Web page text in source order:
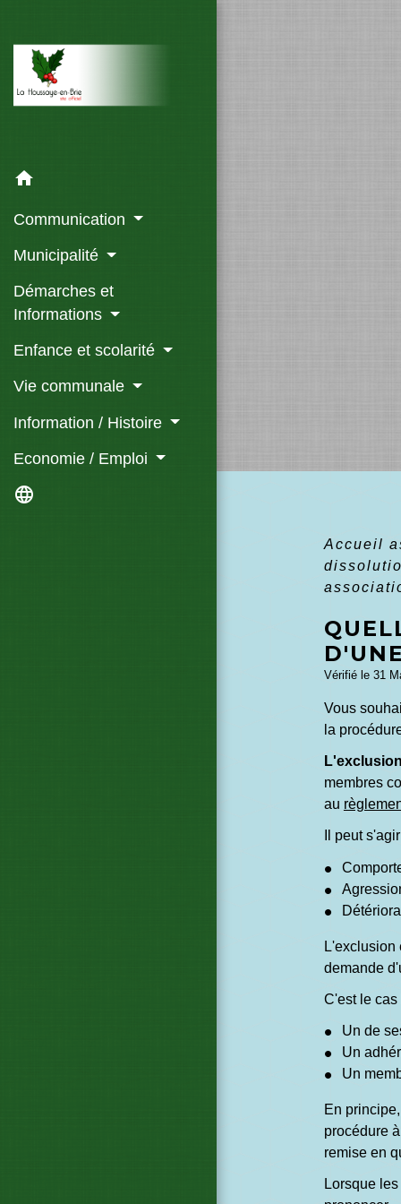
home
Communication
Municipalité
Démarches et
Informations
Enfance et scolarité
Vie communale
Information / Histoire
Economie / Emploi
language
Accueil
Vérifié le 31
Vous
la
L'exclusion
membres
au
Il peut
L'exclusion
demande
C'est le cas
Un de
Un
Un
En
procédure
remise en
Lorsque